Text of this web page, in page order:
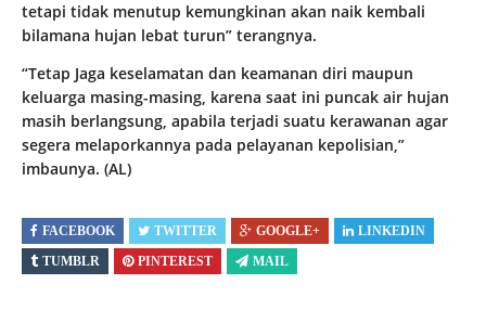
tetapi tidak menutup kemungkinan akan naik kembali
bilamana hujan lebat turun” terangnya.
“Tetap Jaga keselamatan dan keamanan diri maupun
keluarga masing-masing, karena saat ini puncak air hujan
masih berlangsung, apabila terjadi suatu kerawanan agar
segera melaporkannya pada pelayanan kepolisian,”
imbaunya. (AL)
FACEBOOK TWITTER GOOGLE+
LINKEDIN
TUMBLR
PINTEREST MAIL